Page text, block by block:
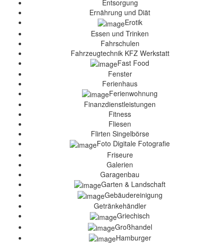
Entsorgung
Ernährung und Diät
Erotik
Essen und Trinken
Fahrschulen
Fahrzeugtechnik KFZ Werkstatt
Fast Food
Fenster
Ferienhaus
Ferienwohnung
Finanzdienstleistungen
Fitness
Fliesen
Flirten Singelbörse
Foto Digitale Fotografie
Friseure
Galerien
Garagenbau
Garten & Landschaft
Gebäudereinigung
Getränkehändler
Griechisch
Großhandel
Hamburger